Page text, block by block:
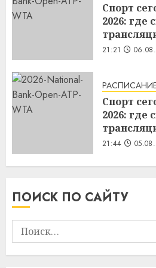
Спорт
2026: где
21:21
Спорт
2026: где
21:44
ПОИСК ПО САЙТУ
Найти: